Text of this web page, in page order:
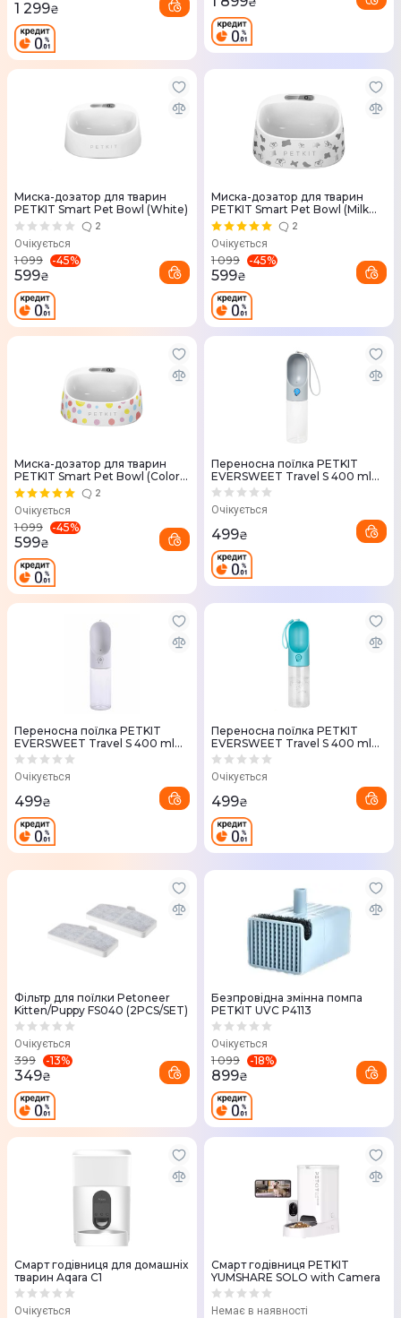
1 299₴
Миска-дозатор для тварин
PETKIT Smart Pet Bowl (White)
2
Очікується
1 099 -45%
599₴
Миска-дозатор для тварин
PETKIT Smart Pet Bowl (Milk
Cow)
2
Очікується
1 099 -45%
599₴
Миска-дозатор для тварин
PETKIT Smart Pet Bowl (Color
Ball)
2
Очікується
1 099 -45%
599₴
Переносна поїлка PETKIT
EVERSWEET Travel S 400 ml
P4230 (Grey)
Очікується
499₴
Переносна поїлка PETKIT
EVERSWEET Travel S 400 ml
(White)
Очікується
499₴
Переносна поїлка PETKIT
EVERSWEET Travel S 400 ml
P4230 (Blue)
Очікується
499₴
Фільтр для поїлки Petoneer
Kitten/Puppy FS040 (2PCS/SET)
Очікується
399 -13%
349₴
Безпровідна змінна помпа
PETKIT UVC P4113
Очікується
1 099 -18%
899₴
Смарт годівниця для домашніх
тварин Aqara C1
Очікується
Смарт годівниця PETKIT
YUMSHARE SOLO with Camera
Немає в наявності